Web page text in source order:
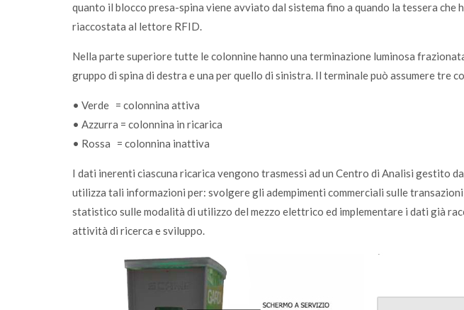
quanto il blocco presa-spina viene avviato dal sistema fino a quando la tessera che
riaccostata al lettore RFID.
Nella parte superiore tutte le colonnine hanno una terminazione luminosa
gruppo di spina di destra e una per quello di sinistra. Il terminale può assumere tre
• Verde = colonnina attiva
• Azzurra = colonnina in ricarica
• Rossa = colonnina inattiva
I dati inerenti ciascuna ricarica vengono trasmessi ad un Centro di Analisi gestito da
utilizza tali informazioni per: svolgere gli adempimenti commerciali sulle
statistico sulle modalità di utilizzo del mezzo elettrico ed implementare i dati già
attività di ricerca e sviluppo.